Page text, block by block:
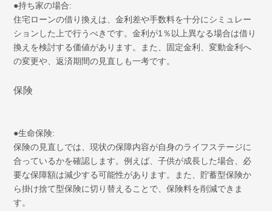
●持ち家の場合:
住宅ローンの借り換えは、金利差や手数料を十分にシミュレー
ションした上で行うべきです。金利が1％以上異なる場合は借り
換えを検討する価値があります。また、固定金利、変動金利へ
の変更や、返済期間の見直しも一考です。
保険
●生命保険:
保険の見直しでは、現状の保障内容が自身のライフステージに
合っているかを確認します。例えば、子供が成長した場合、必
要な保障額は減少する可能性があります。また、貯蓄型保険か
ら掛け捨て型保険に切り替えることで、保険料を削減できま
す。